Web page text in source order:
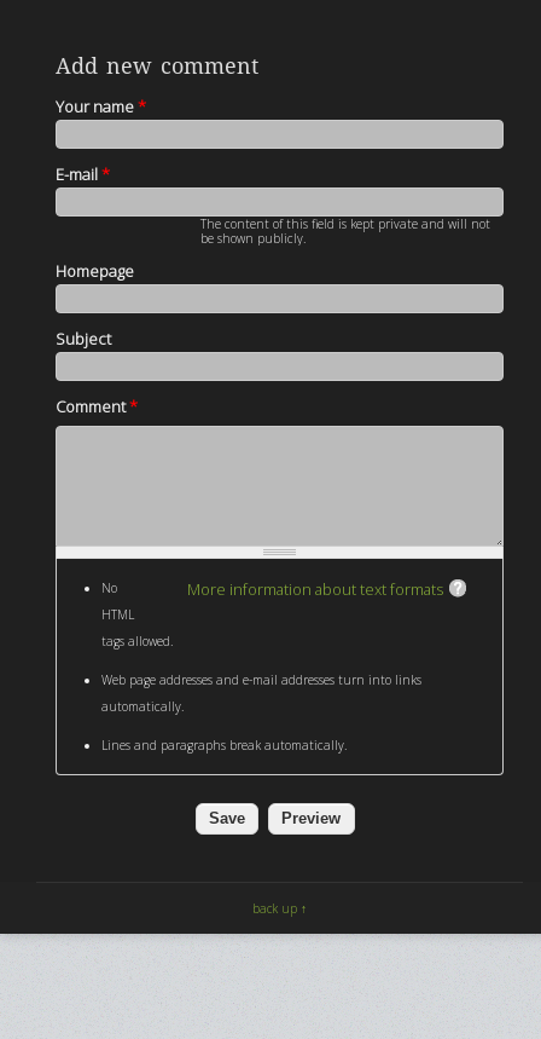
Add new comment
Your name*
E-mail*
The content of this field is kept private and will not
be shown publicly.
Homepage
Subject
Comment*
More information about text formats
No
HTML
tags allowed.
Web page addresses and e-mail addresses turn into links
automatically.
Lines and paragraphs break automatically.
back up ↑